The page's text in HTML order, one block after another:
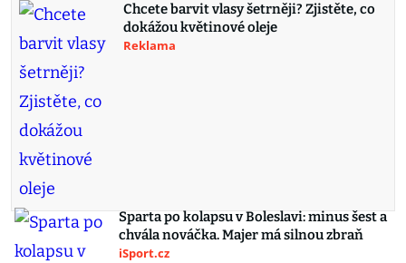
Chcete barvit vlasy šetrněji? Zjistěte, co
dokážou květinové oleje
Reklama
Sparta po kolapsu v Boleslavi: minus šest a
chvála nováčka. Majer má silnou zbraň
iSport.cz